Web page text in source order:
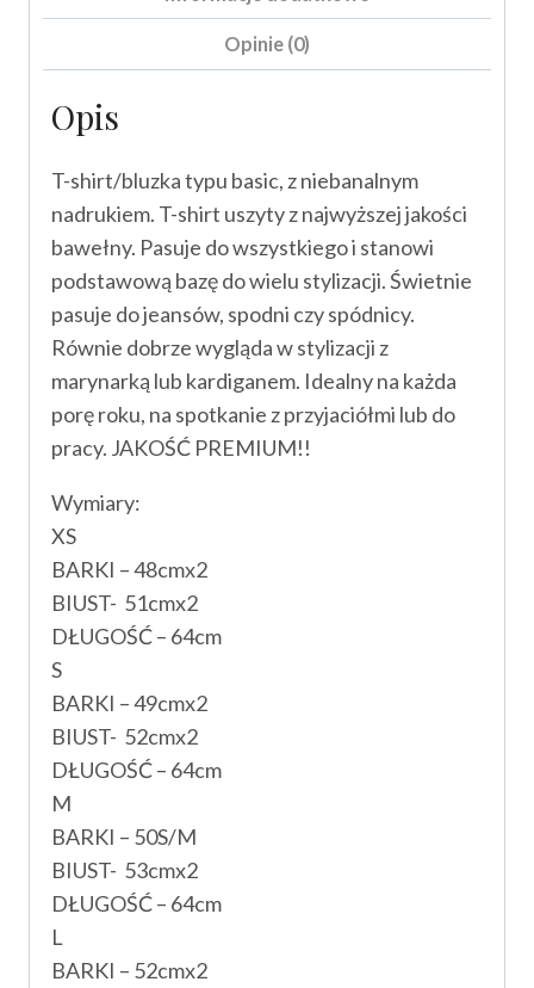
Opinie (0)
Opis
T-shirt/bluzka typu basic, z niebanalnym
nadrukiem. T-shirt uszyty z najwyższej jakości
bawełny. Pasuje do wszystkiego i stanowi
podstawową bazę do wielu stylizacji. Świetnie
pasuje do jeansów, spodni czy spódnicy.
Równie dobrze wygląda w stylizacji z
marynarką lub kardiganem. Idealny na każda
porę roku, na spotkanie z przyjaciółmi lub do
pracy. JAKOŚĆ PREMIUM!!
Wymiary:
XS
BARKI – 48cmx2
BIUST- 51cmx2
DŁUGOŚĆ – 64cm
S
BARKI – 49cmx2
BIUST- 52cmx2
DŁUGOŚĆ – 64cm
M
BARKI – 50S/M
BIUST- 53cmx2
DŁUGOŚĆ – 64cm
L
BARKI – 52cmx2